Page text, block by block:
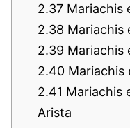
2.37 Mariachis
2.38 Mariachis
2.39 Mariachis
2.40 Mariachis
2.41 Mariachis
Arista